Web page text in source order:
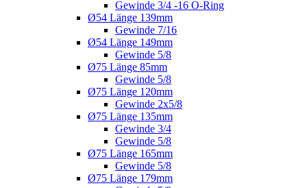
Gewinde 3/4 -16 O-Ring
Ø54 Länge 139mm
Gewinde 7/16
Ø54 Länge 149mm
Gewinde 5/8
Ø75 Länge 85mm
Gewinde 5/8
Ø75 Länge 120mm
Gewinde 2x5/8
Ø75 Länge 135mm
Gewinde 3/4
Gewinde 5/8
Ø75 Länge 165mm
Gewinde 5/8
Ø75 Länge 179mm